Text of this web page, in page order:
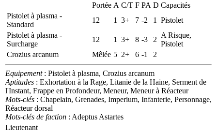
Portée A C/T F PA D Capacités
Pistolet à plasma -
Standard
12 1 3+ 7 -2 1
Pistolet
Pistolet à plasma -
Surcharge
12 1 3+ 8 -3 2
A Risque,
Pistolet
Crozius arcanum
Mêlée 5 2+ 6 -1 2
Equipement: Pistolet à plasma, Crozius arcanum
Aptitudes : Exhortation à la Rage, Litanie de la Haine, Serment de
l'Instant, Frappe en Profondeur, Meneur, Meneur à Réacteur
Mots-clés : Chapelain, Grenades, Imperium, Infanterie, Personnage,
Réacteur dorsal
Mots-clés de faction : Adeptus Astartes
Lieutenant